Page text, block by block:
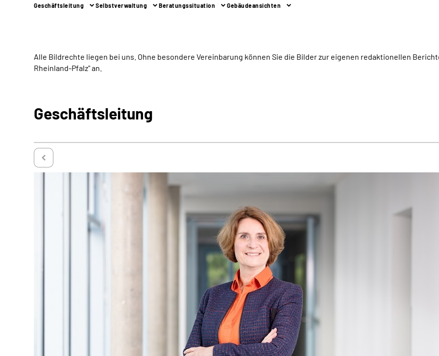
Geschäftsleitung Selbstverwaltung Beratungssituation Gebäudeansichten
Alle Bildrechte liegen bei uns. Ohne besondere Vereinbarung können Sie die Bilder zur eigenen redaktionellen
Rheinland-Pfalz" an.
Geschäftsleitung